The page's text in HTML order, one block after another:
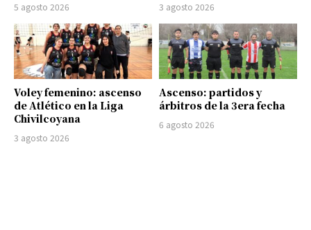
5 agosto 2026 3 agosto 2026
Voley femenino: ascenso
de Atlético en la Liga
Chivilcoyana
3 agosto 2026
Ascenso: partidos y
árbitros de la 3era fecha
6 agosto 2026